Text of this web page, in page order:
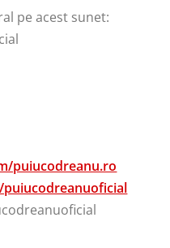
pe acest sunet:
puiucodreanu.ro